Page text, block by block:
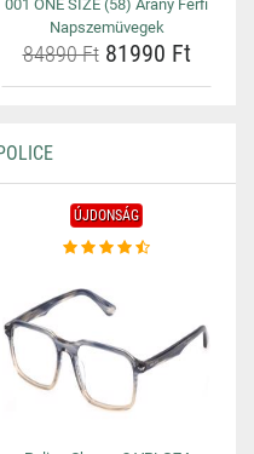
001 ONE SIZE (58) Arany Férfi
Napszemüvegek
84890 Ft81990 Ft
ÚJDONSÁG